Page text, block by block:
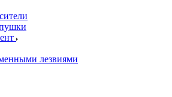
лезвиями